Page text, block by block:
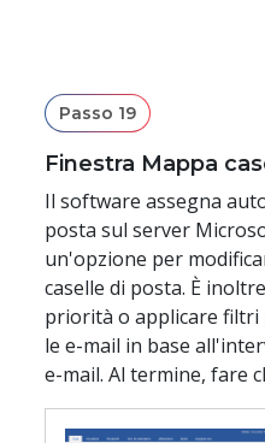
Passo 19
Finestra Mappa
Il software assegna
posta sul server
un'opzione per
caselle di posta. È
priorità o applicare filtri
le e-mail in base
e-mail. Al termine, fare